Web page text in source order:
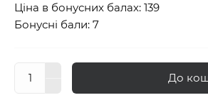
Ціна в бонусних балах: 139
Бонусні бали: 7
До